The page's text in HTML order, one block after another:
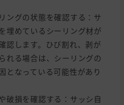
ングの状態を確認する：サ
埋めているシーリング材が
認します。ひび割れ、剥が
れる場合は、シーリングの
となっている可能性があり
破損を確認する：サッシ自